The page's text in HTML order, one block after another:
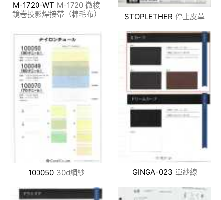
M-1720-WT M-1720 微棱
鏡卷投影焊接帶（棉毛布）
STOPLETHER 停止皮革
100050 30d網紗 GINGA-023 單紗線